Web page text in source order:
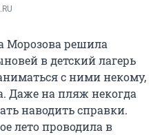
Морозова решила
в детский лагерь
с ними некому,
Даже на пляж некогда
наводить справки.
лето проводила в